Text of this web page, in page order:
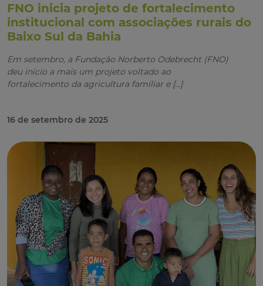
FNO inicia projeto de fortalecimento
institucional com associações rurais do
Baixo Sul da Bahia
Em setembro, a Fundação Norberto Odebrecht (FNO)
deu início a mais um projeto voltado ao
fortalecimento da agricultura familiar e […]
16 de setembro de 2025